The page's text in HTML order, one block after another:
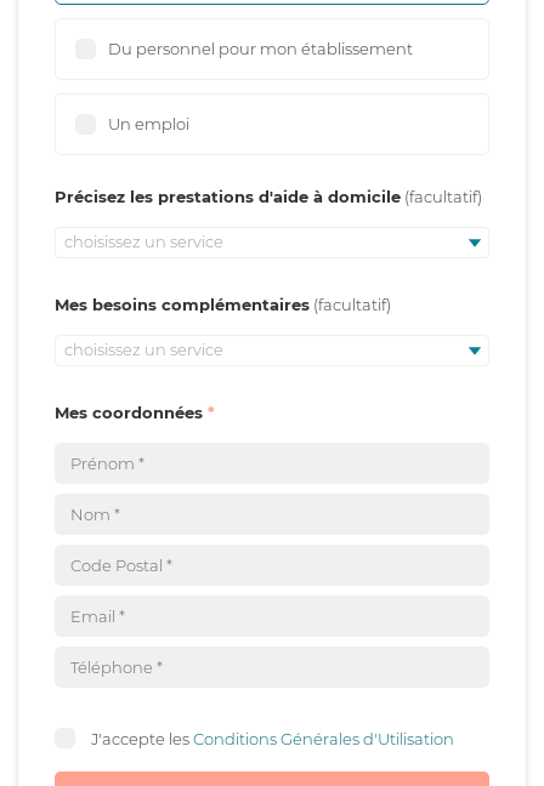
Du personnel pour mon établissement
Un emploi
Précisez les prestations d'aide à domicile
choisissez un service
Mes besoins complémentaires
choisissez un service
Mes coordonnées
J'accepte lesConditions Générales d'Utilisation